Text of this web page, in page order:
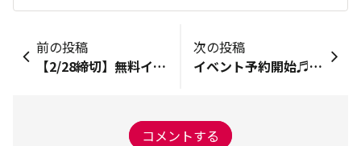
前の投稿
【2/28締切】無料イベント｜シークレットトレーニング in BETTER BODIES HI
次の投稿
イベント予約開始♬【全国のランナーさん集まれ～！】マラソン大会オンライン大反省会 presented by RENAISSANCEColors
コメントする